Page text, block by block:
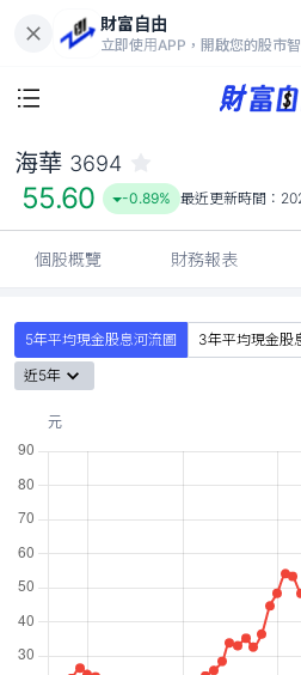
財富自由
立即使用APP，開啟您的股市智
55.60
-0.89%
海華 3694
55.60 -0.89% 最近更新時間：
個股概覽 財務報表
5年平均現金股息河流圖
3年平均現金股
近5年